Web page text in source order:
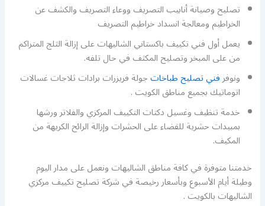
تصليح وصيانة أنابيب التصريف ووعاء التصريف والكشف عن
الخراطيم ومعالجة انسداد خراطيم التصريف
يعمل أول فني تكييف باكستاني الشاليهات على إزالة الثلج المتراكم
من على المبخر وتصليح المكثف في حال تلفه.
ونوفرفني تصليح طباخاتجولة فريزرات برادات ثلاجات غسالات
اتوماتيك بجميع مناطق الكويت .
خدمة تنظيف وغسيل دكتات التكييف المركزي والفلاتر ورشها
بمبيدات حشرية للقضاء على الحشرات وإزالة الرائح الكريهة من
المكيف.
خدمتنا متوفرة في كافة مناطق الشاليهات ونعمل على مدار اليوم
وطيلة أيام الأسبوع وبأسعار رخيصة في شركة تصليح تكييف مركزي
الشاليهات بالكويت .